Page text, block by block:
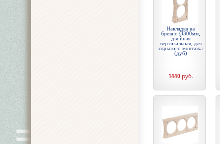
Накладка на
бревно Ø300мм,
двойная
вертикальная, для
скрытого монтажа
(дуб)
1440 руб.